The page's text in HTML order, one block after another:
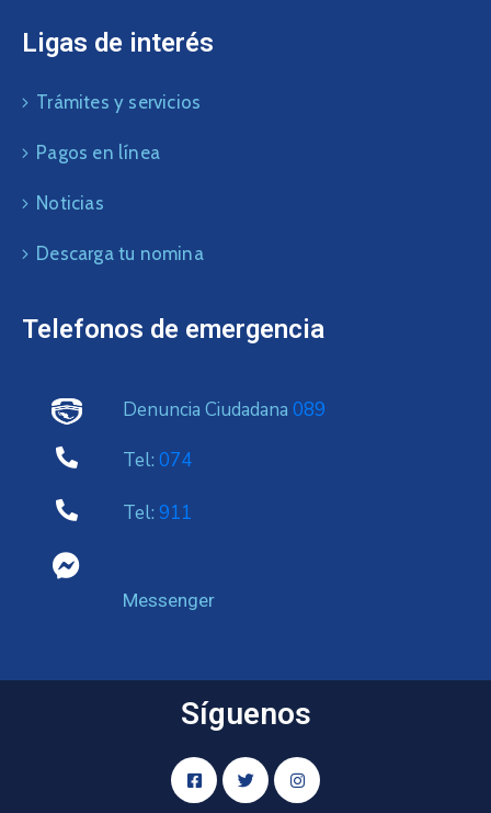
Ligas de interés
Trámites y servicios
Pagos en línea
Noticias
Descarga tu nomina
Telefonos de emergencia
Denuncia Ciudadana 089
Tel: 074
Tel: 911
Messenger
Síguenos